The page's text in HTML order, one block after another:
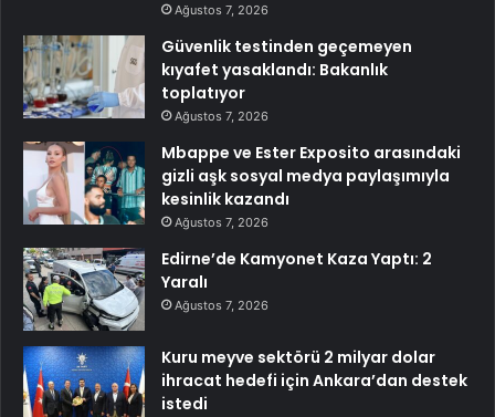
Ağustos 7, 2026
Güvenlik testinden geçemeyen
kıyafet yasaklandı: Bakanlık
toplatıyor
Ağustos 7, 2026
Mbappe ve Ester Exposito arasındaki
gizli aşk sosyal medya paylaşımıyla
kesinlik kazandı
Ağustos 7, 2026
Edirne’de Kamyonet Kaza Yaptı: 2
Yaralı
Ağustos 7, 2026
Kuru meyve sektörü 2 milyar dolar
ihracat hedefi için Ankara’dan destek
istedi